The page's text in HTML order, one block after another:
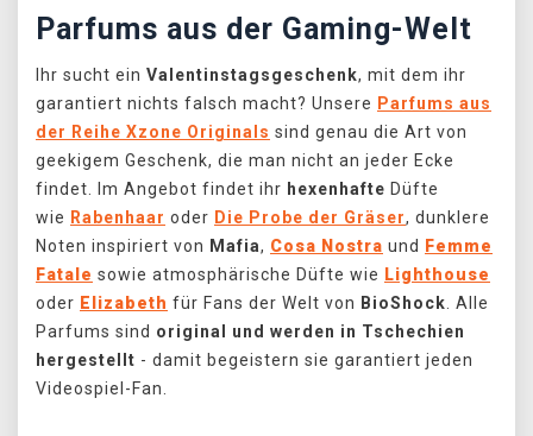
Parfums aus der Gaming-Welt
Ihr sucht ein Valentinstagsgeschenk, mit dem ihr
garantiert nichts falsch macht? Unsere Parfums aus
der Reihe Xzone Originals sind genau die Art von
geekigem Geschenk, die man nicht an jeder Ecke
findet. Im Angebot findet ihr hexenhafte Düfte
wie Rabenhaar oder Die Probe der Gräser, dunklere
Noten inspiriert von Mafia, Cosa Nostra und
Femme
Fatale sowie atmosphärische Düfte wie Lighthouse
oder Elizabeth für Fans der Welt von BioShock. Alle
Parfums sind original und werden in Tschechien
hergestellt - damit begeistern sie garantiert jeden
Videospiel-Fan.